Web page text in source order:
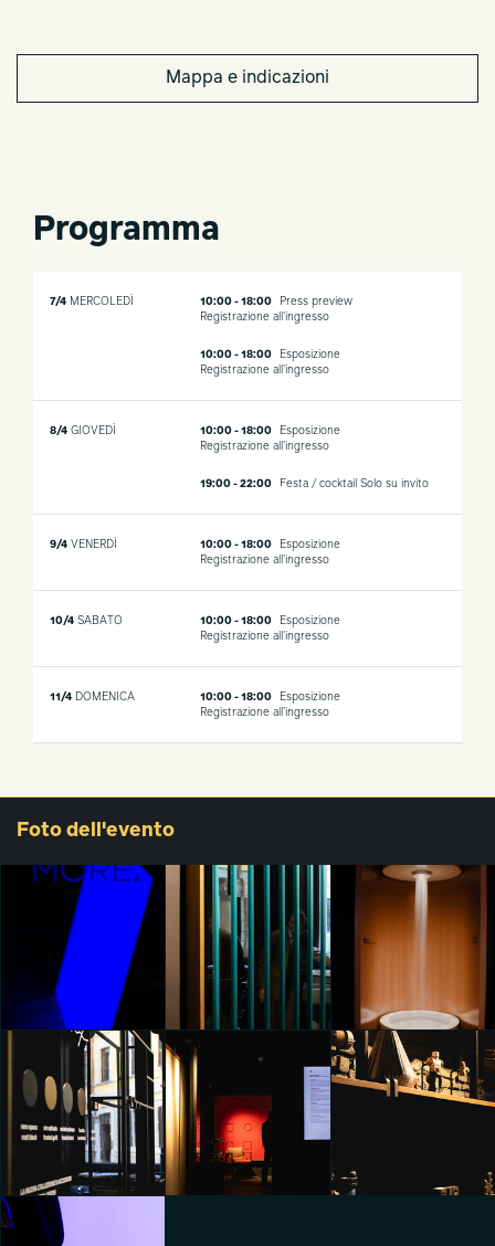
Mappa e indicazioni
Programma
7/4 MERCOLEDÌ 10:00 - 18:00
Press preview
Registrazione all'ingresso
10:00 - 18:00
Esposizione
Registrazione all'ingresso
8/4 GIOVEDÌ 10:00 - 18:00
Esposizione
Registrazione all'ingresso
19:00 - 22:00 Festa / cocktail Solo su invito
9/4 VENERDÌ 10:00 - 18:00
Esposizione
Registrazione all'ingresso
10/4 SABATO 10:00 - 18:00
Esposizione
Registrazione all'ingresso
11/4 DOMENICA 10:00 - 18:00
Esposizione
Registrazione all'ingresso
Foto dell'evento
MORE. Naturally
Inspired
Francesco Maria
Giometto
MORE. Naturally
Inspired
Francesco Maria
Giometto
Emma Lawson